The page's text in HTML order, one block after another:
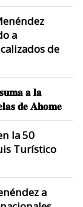
a
de
𝐚 𝐥𝐚
𝐝𝐞 𝐀𝐡𝐨𝐦𝐞
la 50
Turístico
a